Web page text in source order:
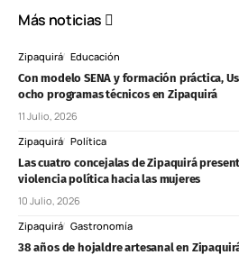
Más noticias
Zipaquirá Educación
Con modelo SENA y formación práctica,
ocho programas técnicos en Zipaquirá
11 Julio, 2026
Zipaquirá Política
Las cuatro concejalas de Zipaquirá
violencia política hacia las mujeres
10 Julio, 2026
Zipaquirá Gastronomía
38 años de hojaldre artesanal en